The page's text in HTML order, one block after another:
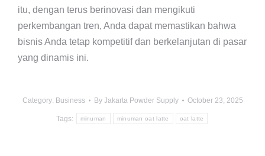
itu, dengan terus berinovasi dan mengikuti
perkembangan tren, Anda dapat memastikan bahwa
bisnis Anda tetap kompetitif dan berkelanjutan di pasar
yang dinamis ini.
Category: Business By Jakarta Powder Supply October 23, 2025
Tags: minuman minuman oat latte oat latte